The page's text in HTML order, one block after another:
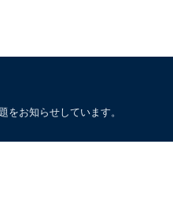
お知らせしています。